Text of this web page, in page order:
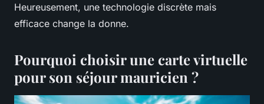
Heureusement, une technologie discrète mais
efficace change la donne.
Pourquoi choisir une carte virtuelle
pour son séjour mauricien ?